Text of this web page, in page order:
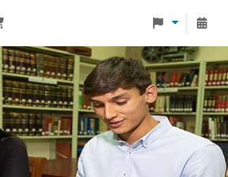
Monteávila